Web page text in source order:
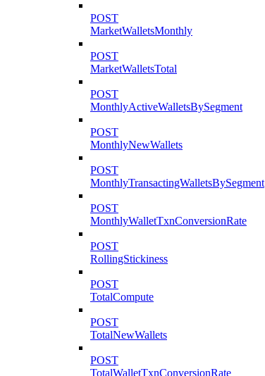
POST
MarketWalletsMonthly
POST
MarketWalletsTotal
POST
MonthlyActiveWalletsBySegment
POST
MonthlyNewWallets
POST
MonthlyTransactingWalletsBySegment
POST
MonthlyWalletTxnConversionRate
POST
RollingStickiness
POST
TotalCompute
POST
TotalNewWallets
POST
TotalWalletTxnConversionRate